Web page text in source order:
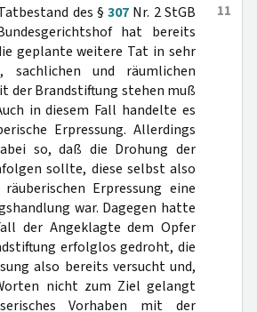
11
des §307 Nr. 2 StGB
hat bereits
geplante weitere Tat in sehr
sachlichen und räumlichen
der Brandstiftung stehen muß
in diesem Fall handelte es
Erpressung. Allerdings
so, daß die Drohung der
sollte, diese selbst also
Erpressung eine
war. Dagegen hatte
der Angeklagte dem Opfer
erfolglos gedroht, die
also bereits versucht und,
nicht zum Ziel gelangt
Vorhaben mit der